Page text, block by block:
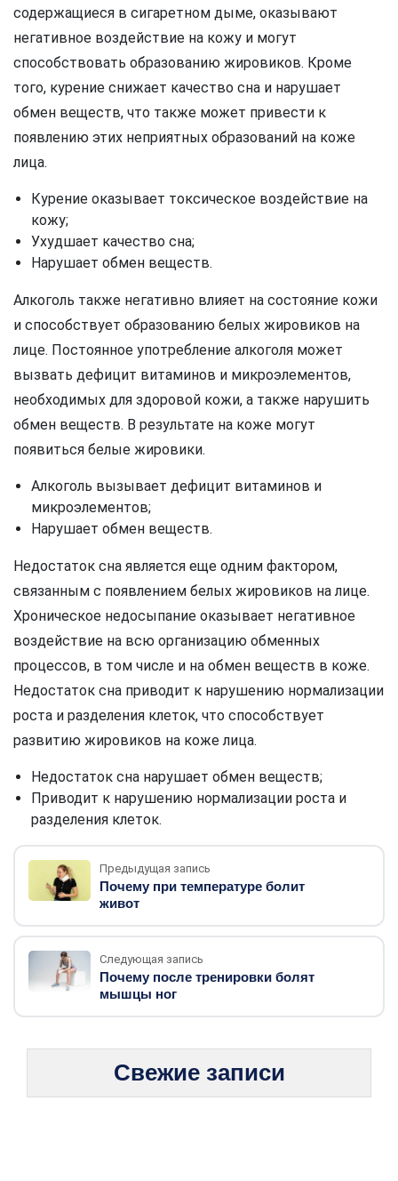
содержащиеся в сигаретном дыме, оказывают
негативное воздействие на кожу и могут
способствовать образованию жировиков. Кроме
того, курение снижает качество сна и нарушает
обмен веществ, что также может привести к
появлению этих неприятных образований на коже
лица.
Курение оказывает токсическое воздействие на
кожу;
Ухудшает качество сна;
Нарушает обмен веществ.
Алкоголь также негативно влияет на состояние кожи
и способствует образованию белых жировиков на
лице. Постоянное употребление алкоголя может
вызвать дефицит витаминов и микроэлементов,
необходимых для здоровой кожи, а также нарушить
обмен веществ. В результате на коже могут
появиться белые жировики.
Алкоголь вызывает дефицит витаминов и
микроэлементов;
Нарушает обмен веществ.
Недостаток сна является еще одним фактором,
связанным с появлением белых жировиков на лице.
Хроническое недосыпание оказывает негативное
воздействие на всю организацию обменных
процессов, в том числе и на обмен веществ в коже.
Недостаток сна приводит к нарушению нормализации
роста и разделения клеток, что способствует
развитию жировиков на коже лица.
Недостаток сна нарушает обмен веществ;
Приводит к нарушению нормализации роста и
разделения клеток.
Предыдущая запись
Почему при температуре болит
живот
Следующая запись
Почему после тренировки болят
мышцы ног
Свежие записи